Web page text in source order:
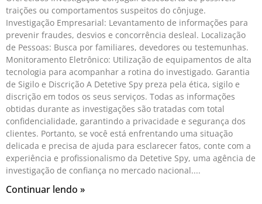
traições ou comportamentos suspeitos do cônjuge.
Investigação Empresarial: Levantamento de informações para
prevenir fraudes, desvios e concorrência desleal. Localização
de Pessoas: Busca por familiares, devedores ou testemunhas.
Monitoramento Eletrônico: Utilização de equipamentos de alta
tecnologia para acompanhar a rotina do investigado. Garantia
de Sigilo e Discrição A Detetive Spy preza pela ética, sigilo e
discrição em todos os seus serviços. Todas as informações
obtidas durante as investigações são tratadas com total
confidencialidade, garantindo a privacidade e segurança dos
clientes. Portanto, se você está enfrentando uma situação
delicada e precisa de ajuda para esclarecer fatos, conte com a
experiência e profissionalismo da Detetive Spy, uma agência de
investigação de confiança no mercado nacional.
Continuar lendo »